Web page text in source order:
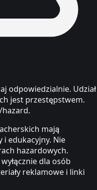
odpowiedzialnie. Udział
jest przestępstwem.
mają
i edukacyjny. Nie
hazardowych.
dla osób
reklamowe i linki